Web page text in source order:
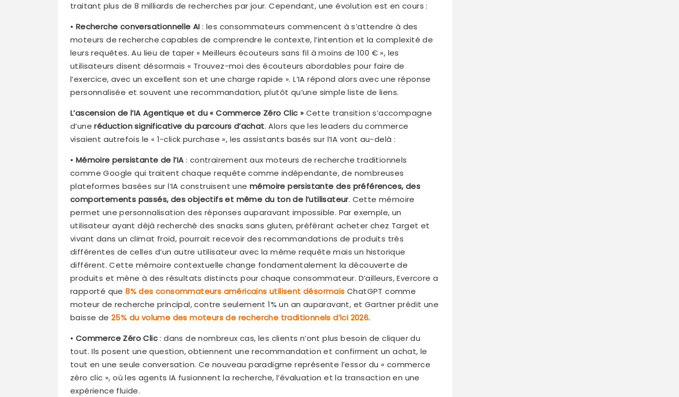
traitant plus de 8 milliards de recherches par jour. Cependant, une évolution est en cours :
• Recherche conversationnelle AI : les consommateurs commencent à s’attendre à des
moteurs de recherche capables de comprendre le contexte, l’intention et la complexité de
leurs requêtes. Au lieu de taper « Meilleurs écouteurs sans fil à moins de 100 € », les
utilisateurs disent désormais « Trouvez-moi des écouteurs abordables pour faire de
l’exercice, avec un excellent son et une charge rapide ». L’IA répond alors avec une réponse
personnalisée et souvent une recommandation, plutôt qu’une simple liste de liens.
L’ascension de l’IA Agentique et du « Commerce Zéro Clic » Cette transition s’accompagne
d’uneréduction significative du parcours d’achat. Alors que les leaders du commerce
visaient autrefois le « 1-click purchase », les assistants basés sur l’IA vont au-delà :
• Mémoire persistante de l’IA: contrairement aux moteurs de recherche traditionnels
comme Google qui traitent chaque requête comme indépendante, de nombreuses
plateformes basées sur l’IA construisent une mémoire persistante des préférences, des
comportements passés, des objectifs et même du ton de l’utilisateur. Cette mémoire
permet une personnalisation des réponses auparavant impossible. Par exemple, un
utilisateur ayant déjà recherché des snacks sans gluten, préférant acheter chez Target et
vivant dans un climat froid, pourrait recevoir des recommandations de produits très
différentes de celles d’un autre utilisateur avec la même requête mais un historique
différent. Cette mémoire contextuelle change fondamentalement la découverte de
produits et mène à des résultats distincts pour chaque consommateur. D’ailleurs, Evercore a
rapporté que 8% des consommateurs américains utilisent désormais ChatGPT comme
moteur de recherche principal, contre seulement 1% un an auparavant, et Gartner prédit une
baisse de25% du volume des moteurs de recherche traditionnels d’ici 2026.
• Commerce Zéro Clic: dans de nombreux cas, les clients n’ont plus besoin de cliquer du
tout. Ils posent une question, obtiennent une recommandation et confirment un achat, le
tout en une seule conversation. Ce nouveau paradigme représente l’essor du « commerce
zéro clic », où les agents IA fusionnent la recherche, l’évaluation et la transaction en une
expérience fluide.